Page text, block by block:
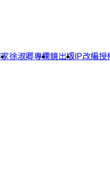
徐淑卿專欄鏡出版 IP改編授